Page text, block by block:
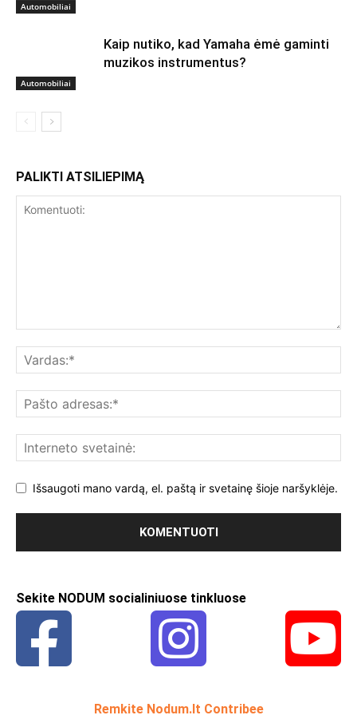
Automobiliai
Automobiliai
Kaip nutiko, kad Yamaha ėmė gaminti
muzikos instrumentus?
PALIKTI ATSILIEPIMĄ
Išsaugoti mano vardą, el. paštą ir svetainę šioje naršyklėje.
Sekite NODUM socialiniuose tinkluose
Remkite Nodum.lt Contribee